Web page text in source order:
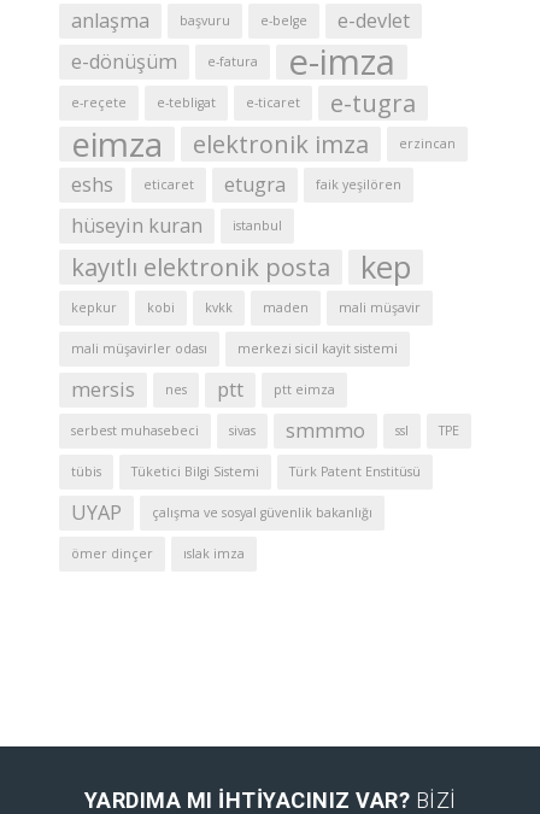
anlaşma başvuru e-belge
e-devlet
e-dönüşüm
e-fatura e-imza
e-reçete e-tebligat e-ticaret e-tugra
eimza elektronik imza erzincan
eshs eticaret etugra faik yeşilören
hüseyin kuran istanbul
kayıtlı elektronik posta kep
kepkur kobi kvkk maden mali müşavir
mali müşavirler odası merkezi sicil kayit sistemi
mersis nes ptt ptt eimza
serbest muhasebeci sivas smmmo ssl TPE
tübis Tüketici Bilgi Sistemi Türk Patent Enstitüsü
UYAP çalışma ve sosyal güvenlik bakanlığı
ömer dinçer ıslak imza
YARDIMA MI IHTIYACINIZ VAR? BIZI